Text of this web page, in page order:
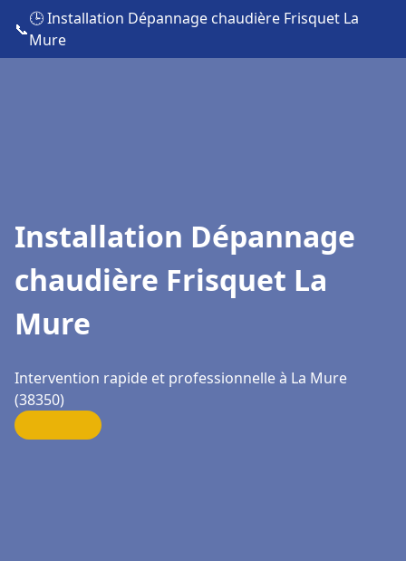
📞
🕒 Installation Dépannage chaudière Frisquet La
Mure
Installation Dépannage
chaudière Frisquet La
Mure
Intervention rapide et professionnelle à La Mure
(38350)